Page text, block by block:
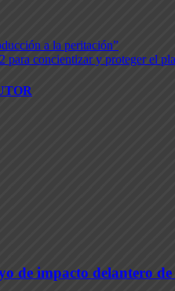
a la peritación”
para concientizar y proteger el
de impacto delantero